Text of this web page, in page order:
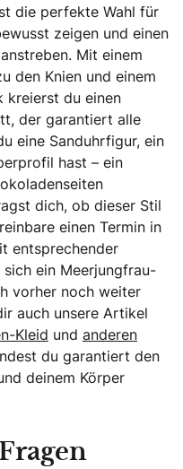
die perfekte Wahl für
zeigen und einen
Mit einem
den Knien und einem
kreierst du einen
der garantiert alle
eine Sanduhrfigur, ein
hast – ein
dich, ob dieser Stil
einen Termin in
entsprechender
ein Meerjungfrau-
vorher noch weiter
auch unsere Artikel
Kleid und anderen
du garantiert den
deinem Körper